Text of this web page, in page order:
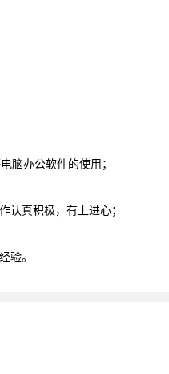
脑办公软件的使用；
认真积极，有上进心；
验。